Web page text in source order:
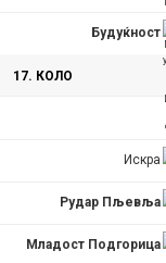
Будуќност
17. КОЛО
Искра
Рудар Пљевља
Младост Подгорица